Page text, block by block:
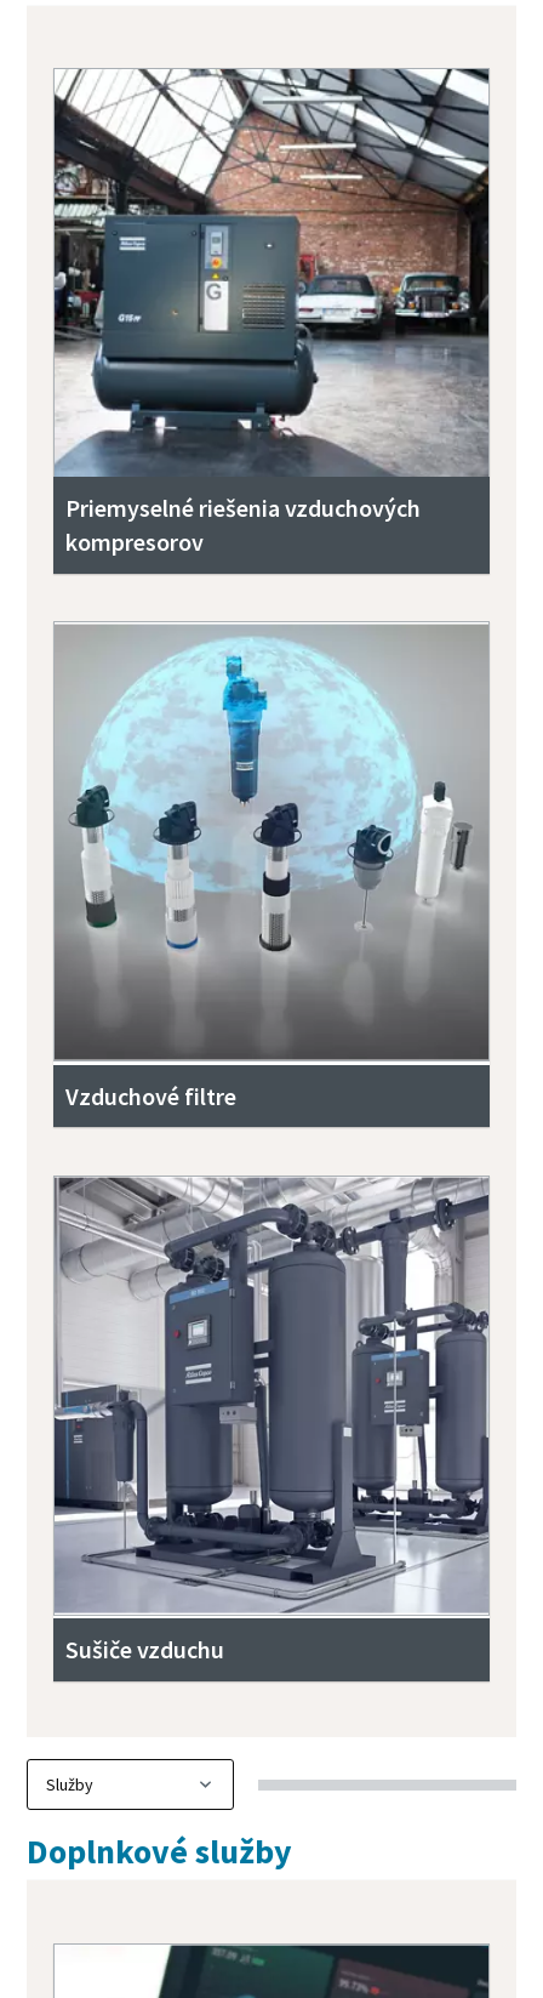
Priemyselné riešenia vzduchových
kompresorov
Vzduchové filtre
Sušiče vzduchu
Doplnkové služby